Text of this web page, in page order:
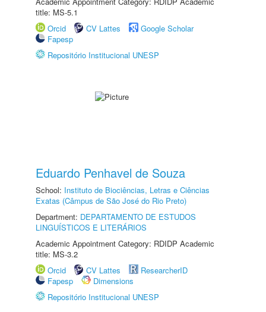
title: MS-5.1
Orcid
CV Lattes
Google Scholar
Fapesp
Repositório Institucional UNESP
Eduardo Penhavel de Souza
School: Instituto de Biociências, Letras e Ciências
Exatas (Câmpus de São José do Rio Preto)
Department: DEPARTAMENTO DE ESTUDOS
LINGUÍSTICOS E LITERÁRIOS
Academic Appointment Category: RDIDP Academic
title: MS-3.2
Orcid
CV Lattes
ResearcherID
Fapesp
Dimensions
Repositório Institucional UNESP